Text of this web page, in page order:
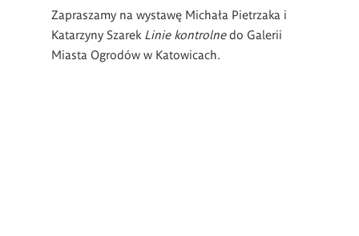
Zapraszamy na wystawę Michała Pietrzaka i
Katarzyny Szarek Linie kontrolnedo Galerii
Miasta Ogrodów w Katowicach.